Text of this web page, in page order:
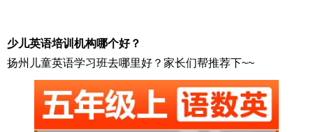
少儿英语培训机构哪个好？
扬州儿童英语学习班去哪里好？家长们帮推荐下~~